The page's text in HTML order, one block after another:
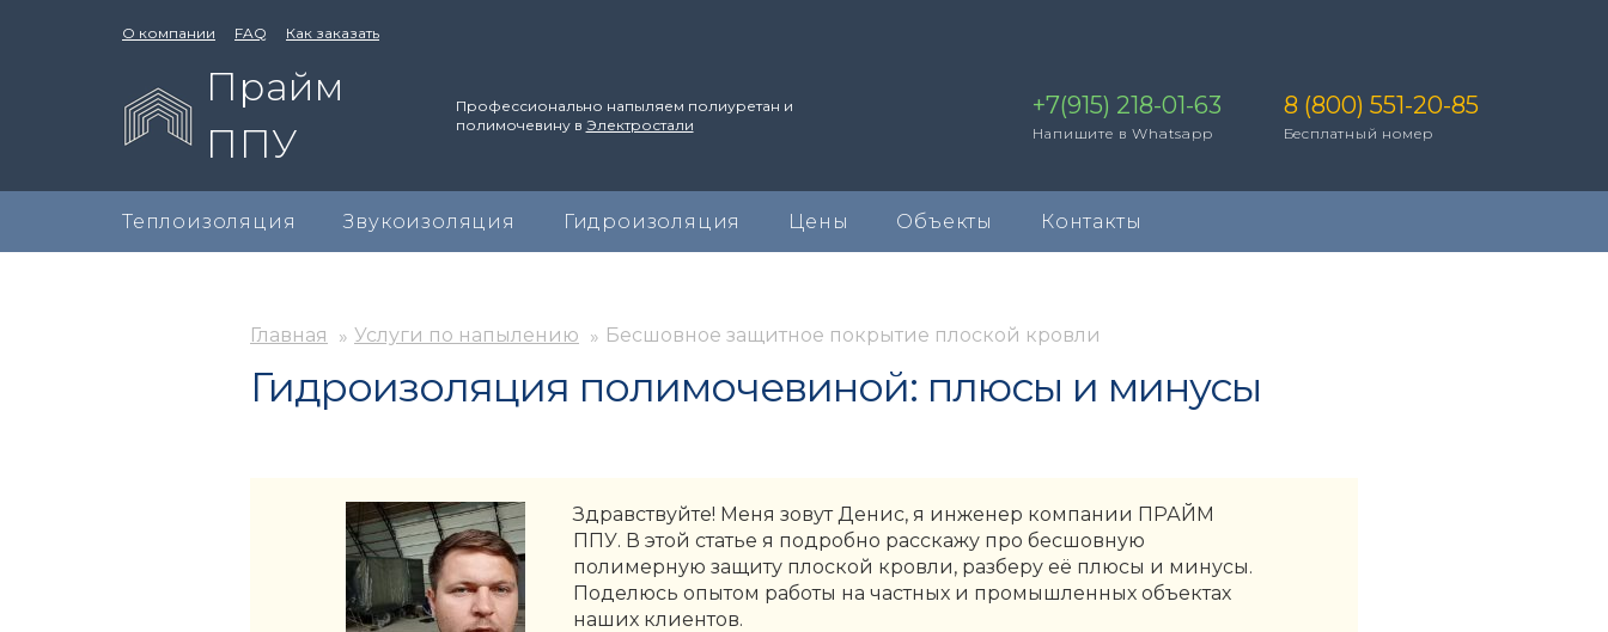
О компании FAQ Как заказать
Прайм
ППУ
Профессионально напыляем полиуретан и
полимочевину в Электростали
+7(915) 218-01-63
Напишите в Whatsapp
8 (800) 551-20-85
Бесплатный номер
Теплоизоляция Звукоизоляция Гидроизоляция Цены Объекты Контакты
Главная Услуги по напылению Бесшовное защитное покрытие плоской кровли
Гидроизоляция полимочевиной: плюсы и минусы
Здравствуйте! Меня зовут Денис, я инженер компании ПРАЙМ
ППУ. В этой статье я подробно расскажу про бесшовную
полимерную защиту плоской кровли, разберу её плюсы и минусы.
Поделюсь опытом работы на частных и промышленных объектах
наших клиентов.